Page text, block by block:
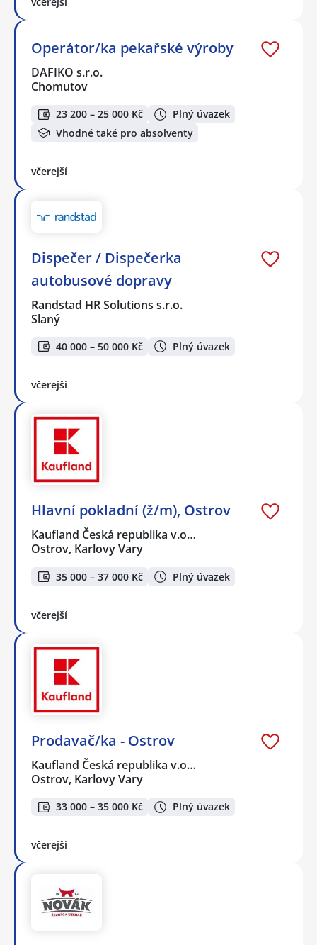
Operátor/ka pekařské výroby
DAFIKO s.r.o.
Chomutov
23 200 – 25 000 Kč
Plný úvazek
Vhodné také pro absolventy
včerejší
Dispečer / Dispečerka
autobusové dopravy
Randstad HR Solutions s.r.o.
Slaný
40 000 – 50 000 Kč Plný úvazek
včerejší
Hlavní pokladní (ž/m), Ostrov
Kaufland Česká republika v.o…
Ostrov, Karlovy Vary
35 000 – 37 000 Kč Plný úvazek
včerejší
Prodavač/ka - Ostrov
Kaufland Česká republika v.o…
Ostrov, Karlovy Vary
33 000 – 35 000 Kč Plný úvazek
včerejší